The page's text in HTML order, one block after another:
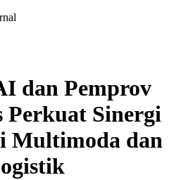
dan Pemprov
Perkuat Sinergi
Multimoda dan